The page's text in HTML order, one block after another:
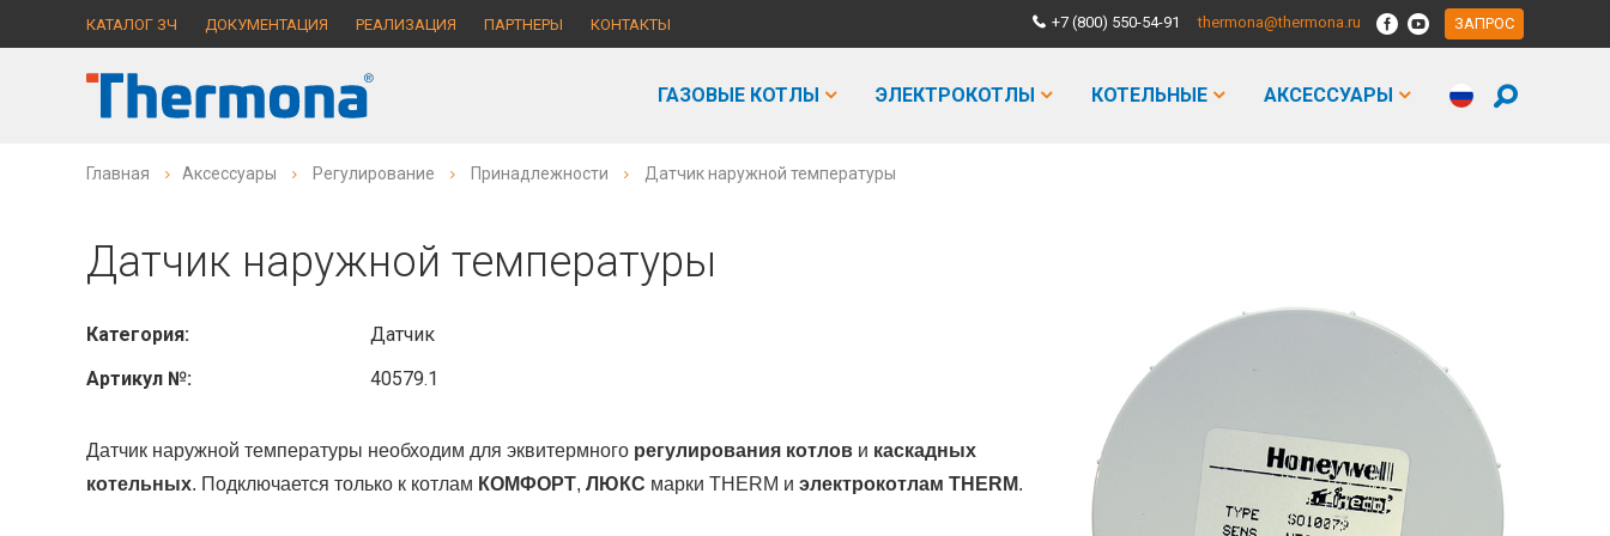
КАТАЛОГ ЗЧ ДОКУМЕНТАЦИЯ РЕАЛИЗАЦИЯ ПАРТНЕРЫ КОНТАКТЫ +7 (800) 550-54-91 thermona@thermona.ru ЗАПРОС
ГАЗОВЫЕ КОТЛЫ ЭЛЕКТРОКОТЛЫ КОТЕЛЬНЫE АКСЕССУАРЫ
Главная Аксессуары Регулирование Принадлежности Датчик наружной температуры
Датчик наружной температуры
Категория:
Датчик
Артикул №:
40579.1
Датчик наружной температуры необходим для эквитермного регулирования котлов и каскадных
котельных. Подключается только к котлам КОМФОРТ, ЛЮКС марки ТHERM и электрокотлам THERM.